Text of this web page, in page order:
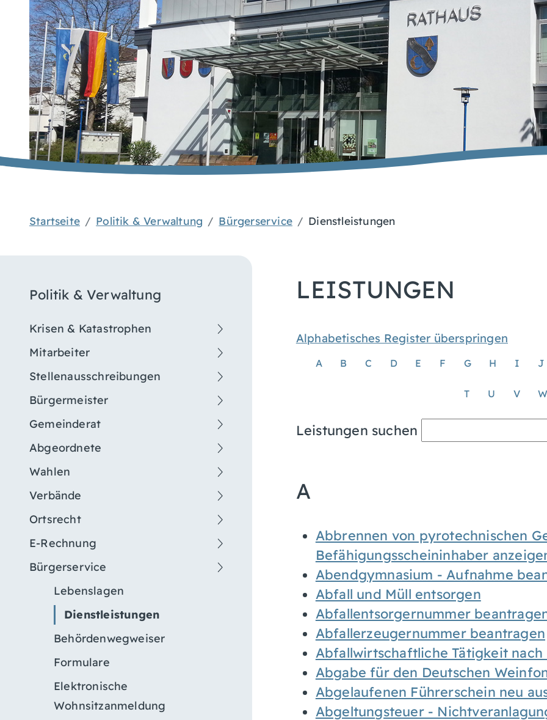
Startseite Politik & Verwaltung Bürgerservice Dienstleistungen
Politik & Verwaltung
Krisen & Katastrophen
Mitarbeiter
Stellenausschreibungen
Bürgermeister
Gemeinderat
Abgeordnete
Wahlen
Verbände
Ortsrecht
E-Rechnung
Bürgerservice
Lebenslagen
Dienstleistungen
Behördenwegweiser
Formulare
Elektronische
Wohnsitzanmeldung
LEISTUNGEN
Alphabetisches Register überspringen
A B C D E F G H I J
T U V W
Leistungen suchen
A
Abbrennen von pyrotechnischen
Befähigungsscheininhaber
Abendgymnasium - Aufnahme
Abfall und Müll entsorgen
Abfallentsorgernummer
Abfallerzeugernummer beantragen
Abfallwirtschaftliche Tätigkeit
Abgabe für den Deutschen
Abgelaufenen Führerschein neu
Abgeltungsteuer -